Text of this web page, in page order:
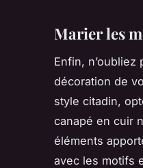
Marier les
Enfin, n’oubliez
décoration de
style citadin,
canapé en cuir
éléments
avec les motifs